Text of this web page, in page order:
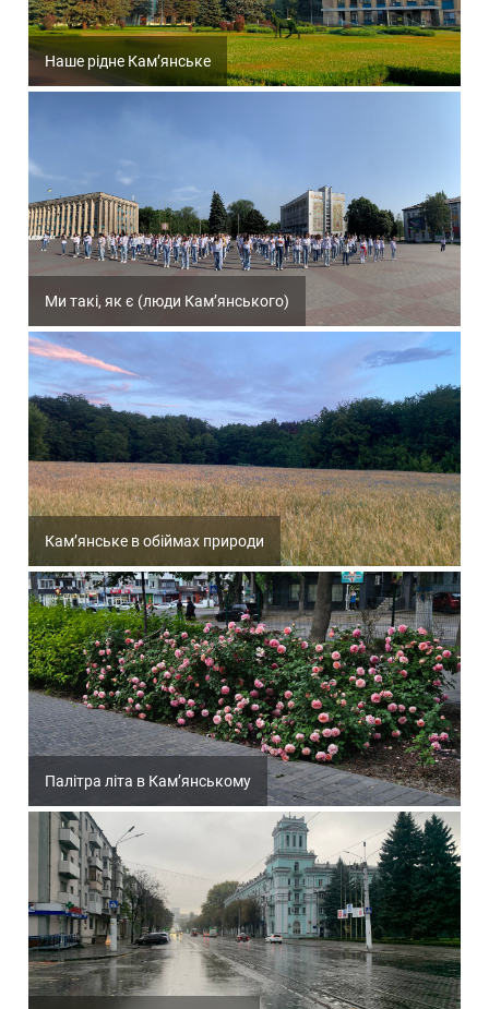
Наше рідне Кам’янське
Ми такі, як є (люди Кам’янського)
Кам’янське в обіймах природи
Палітра літа в Кам’янському